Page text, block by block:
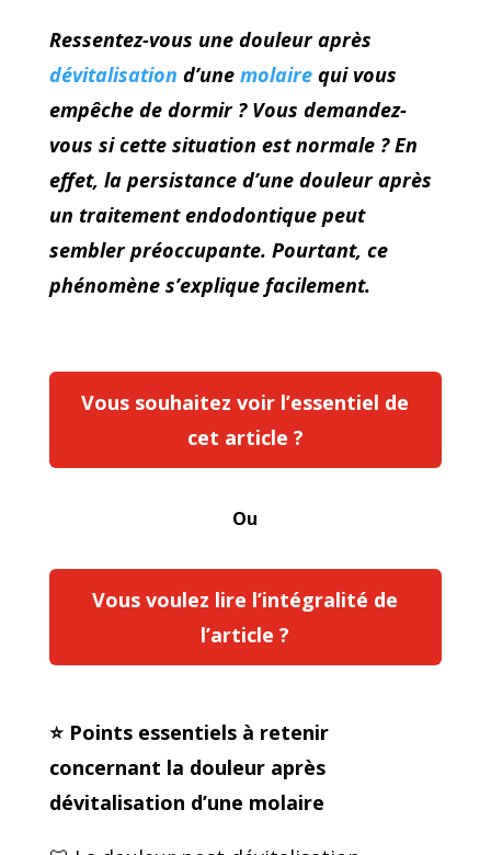
Ressentez-vous une douleur après
dévitalisation d’une molairequi vous
empêche de dormir ? Vous demandez-
vous si cette situation est normale ? En
effet, la persistance d’une douleur après
un traitement endodontique peut
sembler préoccupante. Pourtant, ce
phénomène s’explique facilement.
Vous souhaitez voir l’essentiel de
cet article ?
Ou
Vous voulez lire l’intégralité de
l’article ?
⭐ Points essentiels à retenir
concernant la douleur après
dévitalisation d’une molaire